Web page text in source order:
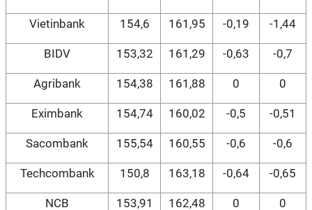
Vietinbank 154,6 161,95 -0,19 -1,44
BIDV 153,32 161,29 -0,63 -0,7
Agribank 154,38 161,88 0 0
Eximbank 154,74 160,02 -0,5 -0,51
Sacombank 155,54 160,55 -0,6 -0,6
Techcombank 150,8 163,18 -0,64 -0,65
NCB 153,91 162,48 0 0